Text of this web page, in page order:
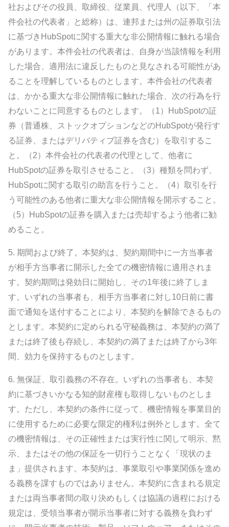
社およびその役員、取締役、従業員、代理人（以下、「本
件会社の代表者」と総称）は、連邦または州の証券取引法
に基づきHubSpotに関する重大な非公開情報に触れる場合
があります。本件会社の代表者は、自身が当該情報を利用
した場合、適用法に違反したものと見なされる可能性があ
ることを理解しているものとします。本件会社の代表者
は、かかる重大な非公開情報に触れた場合、次の行為を行
わないことに同意するものとします。（1）HubSpotの証
券（普通株、ストックオプションなどのHubSpotが発行す
る証券、またはデリバティブ証券を含む）を取引するこ
と。（2）本件会社の代表者の代理として、他者に
HubSpotの証券を取引させること。（3）種類を問わず、
HubSpotに関する取引の助言を行うこと。（4）取引を行
う可能性のある他者に重大な非公開情報を開示すること。
（5）HubSpotの証券を購入または売却するよう他者に勧
めること。
5. 期間および終了。 本契約は、契約期間中に一方当事者
が相手方当事者に開示した全ての機密情報に適用されま
す。契約期間は発効日に開始し、その1年後に終了しま
す。いずれの当事者も、相手方当事者に対し10日前に書
面で通知を送付することにより、本契約を解除できるもの
とします。本契約に定められる守秘義務は、本契約の満了
または終了後も存続し、本契約の満了または終了から3年
間、効力を保持するものとします。
6. 無保証、取引義務の不存在。 いずれの当事者も、本契
約に基づきいかなる知的財産権も取得しないものとしま
す。ただし、本契約の条件に従って、機密情報を事業目的
に使用するために必要な限定的権利は例外とします。全て
の機密情報は、その正確性または実行性に関して明示、黙
示、またはその他の保証を一切行うことなく「現状のま
ま」提供されます。本契約は、事業取引や事業関係を進め
る義務を課すものではありません。本契約に含まれる規定
または両当事者間の取り決めもしくは協議の過程における
規定は、受領当事者が開示当事者に対する義務を負わず